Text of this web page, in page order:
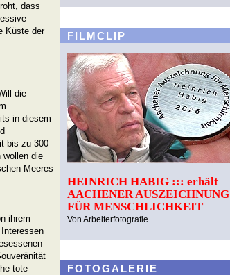
dass
Küste der
die
in diesem
bis zu 300
wollen die
Meeres
ihrem
tote
FILMCLIP
HEINRICH HABIG ::: erhält
AACHENER AUSZEICHNUNG
FÜR MENSCHLICHKEIT
Von Arbeiterfotografie
FOTOGALERIE